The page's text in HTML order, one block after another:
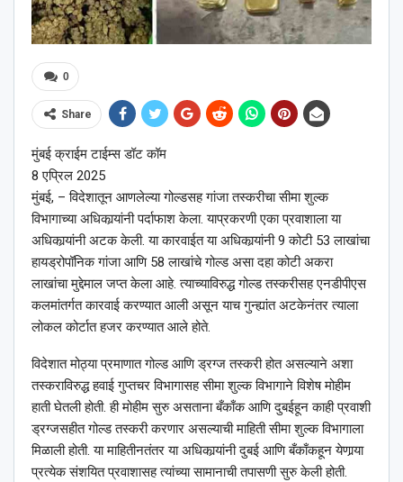
0
Share
मुंबई क्राईम टाईम्स डॉट कॉम
8 एप्रिल 2025
मुंबई, – विदेशातून आणलेल्या गोल्डसह गांजा तस्करीचा सीमा शुल्क
विभागाच्या अधिकार्‍यांनी पर्दाफाश केला. याप्रकरणी एका प्रवाशाला या
अधिकार्‍यांनी अटक केली. या कारवाईत या अधिकार्‍यांनी 9 कोटी 53 लाखांचा
हायड्रोपॉनिक गांजा आणि 58 लाखांचे गोल्ड असा दहा कोटी अकरा
लाखांचा मुद्देमाल जप्त केला आहे. त्याच्याविरुद्ध गोल्ड तस्करीसह एनडीपीएस
कलमांतर्गत कारवाई करण्यात आली असून याच गुन्ह्यांत अटकेनंतर त्याला
लोकल कोर्टात हजर करण्यात आले होते.
विदेशात मोठ्या प्रमाणात गोल्ड आणि ड्रग्ज तस्करी होत असल्याने अशा
तस्कराविरुद्ध हवाई गुप्तचर विभागासह सीमा शुल्क विभागाने विशेष मोहीम
हाती घेतली होती. ही मोहीम सुरु असताना बँकाँक आणि दुबईहून काही प्रवाशी
ड्रग्जसहीत गोल्ड तस्करी करणार असल्याची माहिती सीमा शुल्क विभागाला
मिळाली होती. या माहितीनतंतर या अधिकार्‍यांनी दुबई आणि बँकाँकहून येणार्‍या
प्रत्येक संशयित प्रवाशासह त्यांच्या सामानाची तपासणी सुरु केली होती.